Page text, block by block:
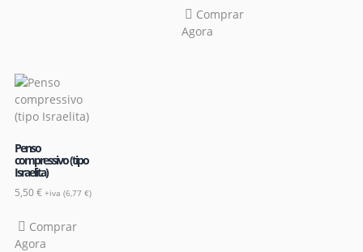
Comprar
Agora
Penso
compressivo (tipo
Israelita)
5,50€ +iva (6,77 €)
Comprar
Agora